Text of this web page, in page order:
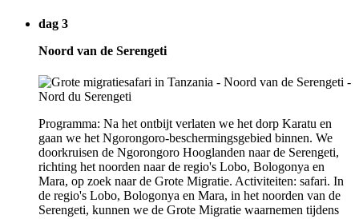
dag 3
Noord van de Serengeti
Programma: Na het ontbijt verlaten we het dorp Karatu en
gaan we het Ngorongoro-beschermingsgebied binnen. We
doorkruisen de Ngorongoro Hooglanden naar de Serengeti,
richting het noorden naar de regio's Lobo, Bologonya en
Mara, op zoek naar de Grote Migratie. Activiteiten: safari. In
de regio's Lobo, Bologonya en Mara, in het noorden van de
Serengeti, kunnen we de Grote Migratie waarnemen tijdens